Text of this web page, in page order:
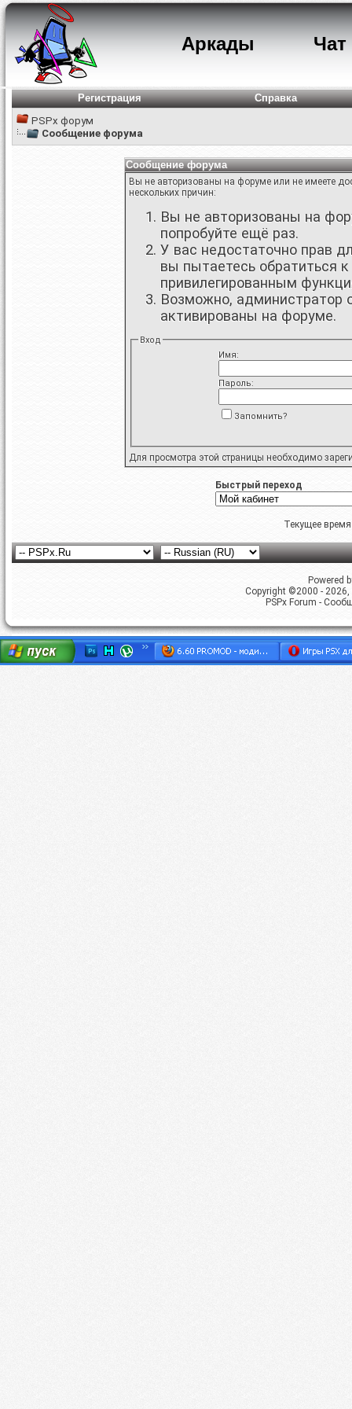
Аркады Чат
Регистрация
Справка
PSPx форум
Сообщение форума
Сообщение форума
Вы не авторизованы на форуме или не имеете
нескольких причин:
Вы не авторизованы на
попробуйте ещё раз.
У вас недостаточно прав
вы пытаетесь обратиться
привилегированным
Возможно, администратор
активированы на форуме.
Вход
Имя:
Пароль:
Запомнить?
Для просмотра этой страницы необходимо
Быстрый переход
Текущее
Powered
Copyright ©2000 -
PSPx Forum -